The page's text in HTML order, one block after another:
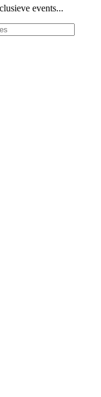
events...